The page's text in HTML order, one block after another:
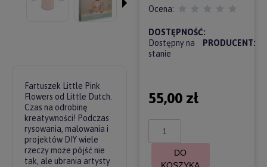
Fartuszek Little Pink
Flowers od Little Dutch.
Czas na odrobinę
kreatywności! Podczas
rysowania, malowania i
projektów DIY wiele
rzeczy może pójść nie
tak, ale ubrania artysty
Ocena:
DOSTĘPNOŚĆ:
Dostępny na
stanie
PRODUCENT:
55,00 zł
DO